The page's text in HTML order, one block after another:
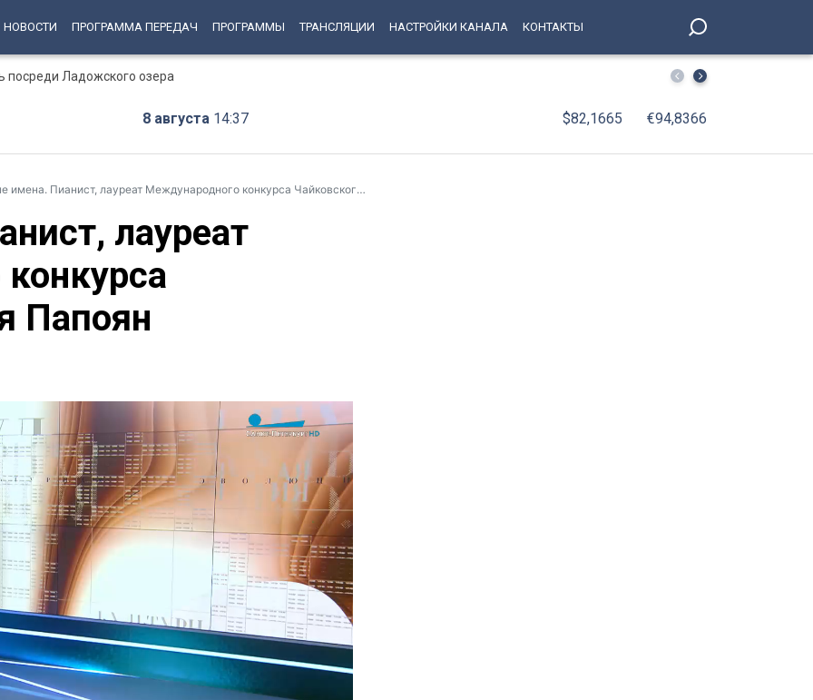
НОВОСТИ ПРОГРАММА ПЕРЕДАЧ ПРОГРАММЫ ТРАНСЛЯЦИИ НАСТРОЙКИ КАНАЛА КОНТАКТЫ
посреди Ладожского озера «Рупор 30-х»: Государственный музей «XX век»
8 августа 14:37 $82,1665 €94,8366
имена. Пианист, лауреат Международного конкурса Чайковского Илья Папоян
лауреат
Папоян